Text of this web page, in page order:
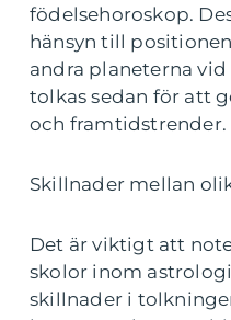
födelsehoroskop.
hänsyn till
andra planeterna vid
tolkas sedan för att
och framtidstrender.
Skillnader mellan
Det är viktigt att
skolor inom
skillnader i